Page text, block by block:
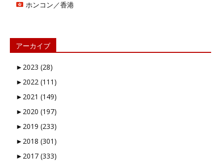
ホンコン／香港
アーカイブ
► 2023 (28)
► 2022 (111)
► 2021 (149)
► 2020 (197)
► 2019 (233)
► 2018 (301)
► 2017 (333)